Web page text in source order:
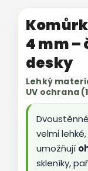
4 mm
desky
Lehký
UV ochrana
velmi
umožňují
skleníky,